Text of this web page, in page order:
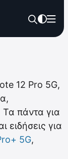
12 Pro 5G,
πάντα για
για
5G,